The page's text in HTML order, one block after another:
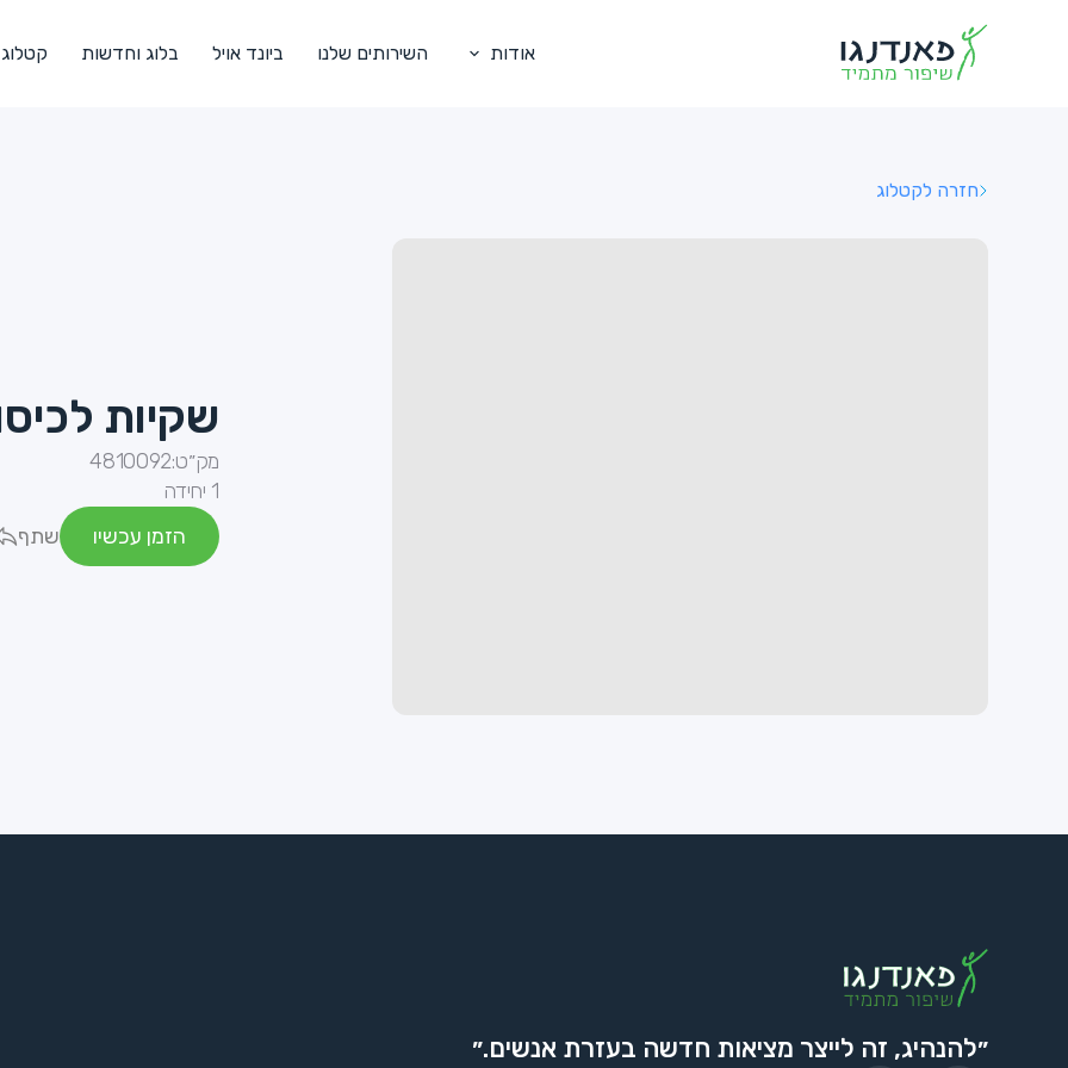
אודות השירותים שלנו ביונד אויל בלוג וחדשות קטלוג
חזרה לקטלוג
שקיות
מק״ט:4810092
1 יחידה
הזמן עכשיו
שתף
״להנהיג, זה לייצר מציאות חדשה בעזרת אנשים.״